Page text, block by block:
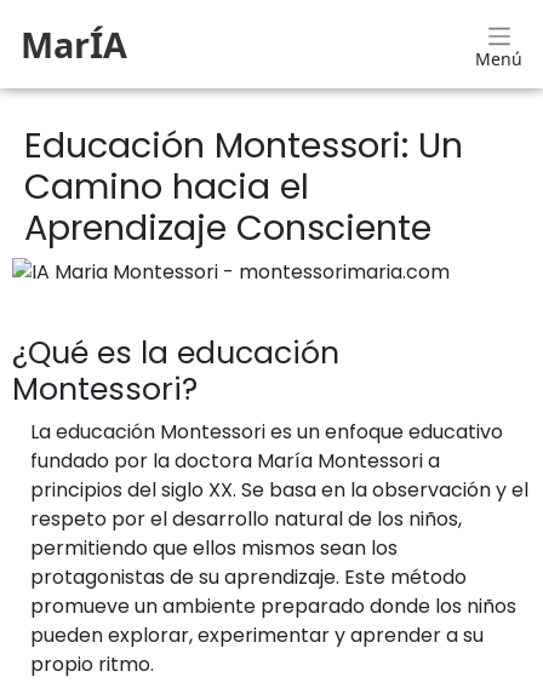
MarÍA Menú
Educación Montessori: Un
Camino hacia el
Aprendizaje Consciente
¿Qué es la educación
Montessori?
La educación Montessori es un enfoque educativo
fundado por la doctora María Montessori a
principios del siglo XX. Se basa en la observación y el
respeto por el desarrollo natural de los niños,
permitiendo que ellos mismos sean los
protagonistas de su aprendizaje. Este método
promueve un ambiente preparado donde los niños
pueden explorar, experimentar y aprender a su
propio ritmo.